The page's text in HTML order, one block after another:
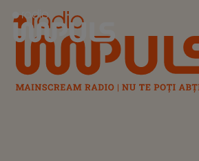
Radio Impuls